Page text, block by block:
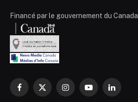
Financé par le gouvernement du Canada
Facebook
X
InstagramYouTubeLinkedIn